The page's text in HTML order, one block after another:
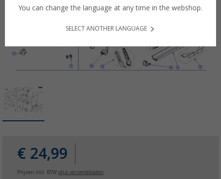
€ 24,99
Prijzen incl. BTW plus verzendkosten
You can change the language at any time in the webshop.
SELECT ANOTHER LANGUAGE